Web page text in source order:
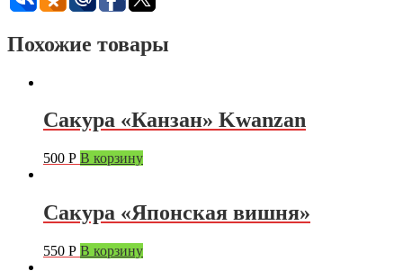
Похожие товары
Сакура «Канзан» Kwanzan
500 Р В корзину
Сакура «Японская вишня»
550 Р В корзину